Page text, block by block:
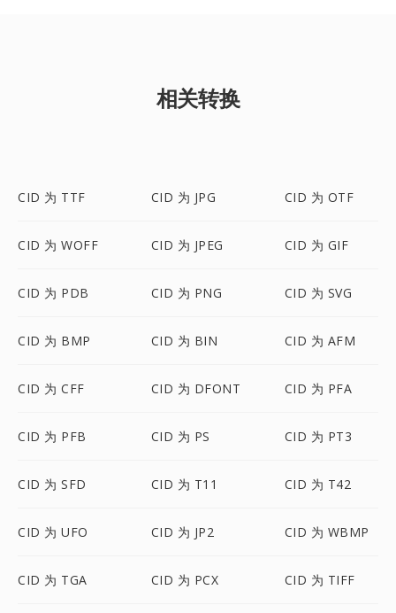
相关转换
CID 为 TTF CID 为 JPG CID 为 OTF
CID 为 WOFF CID 为 JPEG CID 为 GIF
CID 为 PDB CID 为 PNG CID 为 SVG
CID 为 BMP CID 为 BIN CID 为 AFM
CID 为 CFF CID 为 DFONT CID 为 PFA
CID 为 PFB CID 为 PS CID 为 PT3
CID 为 SFD CID 为 T11 CID 为 T42
CID 为 UFO CID 为 JP2 CID 为 WBMP
CID 为 TGA CID 为 PCX CID 为 TIFF